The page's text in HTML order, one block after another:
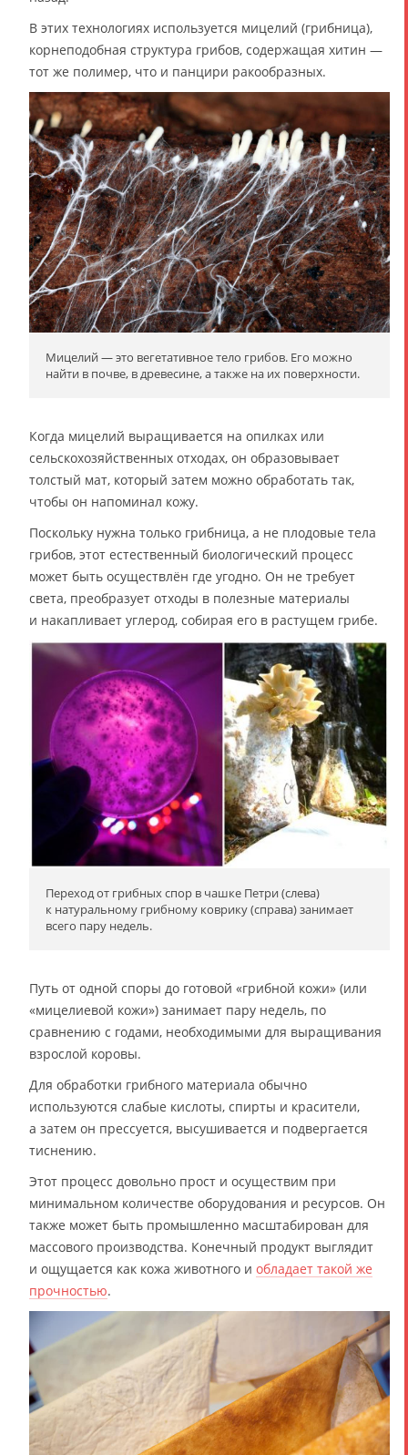
В этих технологиях используется мицелий (грибница),
корнеподобная структура грибов, содержащая хитин —
тот же полимер, что и панцири ракообразных.
Мицелий — это вегетативное тело грибов. Его можно
найти в почве, в древесине, а также на их поверхности.
Когда мицелий выращивается на опилках или
сельскохозяйственных отходах, он образовывает
толстый мат, который затем можно обработать так,
чтобы он напоминал кожу.
Поскольку нужна только грибница, а не плодовые тела
грибов, этот естественный биологический процесс
может быть осуществлён где угодно. Он не требует
света, преобразует отходы в полезные материалы
и накапливает углерод, собирая его в растущем грибе.
Переход от грибных спор в чашке Петри (слева)
к натуральному грибному коврику (справа) занимает
всего пару недель.
Путь от одной споры до готовой «грибной кожи» (или
«мицелиевой кожи») занимает пару недель, по
сравнению с годами, необходимыми для выращивания
взрослой коровы.
Для обработки грибного материала обычно
используются слабые кислоты, спирты и красители,
а затем он прессуется, высушивается и подвергается
тиснению.
Этот процесс довольно прост и осуществим при
минимальном количестве оборудования и ресурсов. Он
также может быть промышленно масштабирован для
массового производства. Конечный продукт выглядит
и ощущается как кожа животного и обладает такой же
прочностью.